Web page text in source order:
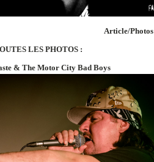
Article/Photos
LES PHOTOS :
& The Motor City Bad Boys